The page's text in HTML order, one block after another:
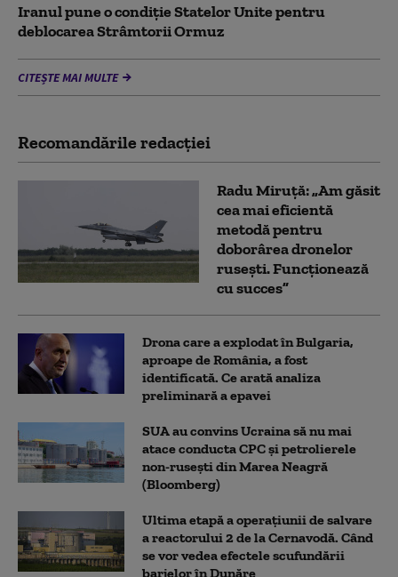
Iranul pune o condiție Statelor Unite pentru
deblocarea Strâmtorii Ormuz
CITEȘTE MAI MULTE
Recomandările redacţiei
Radu Miruță: „Am găsit
cea mai eficientă
metodă pentru
doborârea dronelor
rusești. Funcționează
cu succes”
Drona care a explodat în Bulgaria,
aproape de România, a fost
identificată. Ce arată analiza
preliminară a epavei
SUA au convins Ucraina să nu mai
atace conducta CPC şi petrolierele
non-ruseşti din Marea Neagră
(Bloomberg)
Ultima etapă a operațiunii de salvare
a reactorului 2 de la Cernavodă. Când
se vor vedea efectele scufundării
barjelor în Dunăre